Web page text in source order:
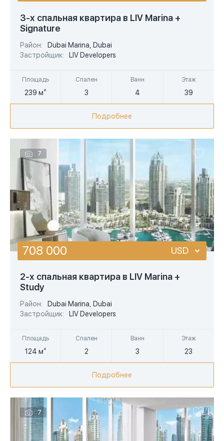
3-х спальная квартира в LIV Marina +
Signature
Район:
Dubai Marina, Dubai
Застройщик:
LIV Developers
Площадь
239 м²
Спален
3
Ванн
4
Этаж
39
Подробнее
7
2-х спальная квартира в LIV Marina +
Study
Район:
Dubai Marina, Dubai
Застройщик:
LIV Developers
Площадь
124 м²
Спален
2
Ванн
3
Этаж
23
708 000 USD
Подробнее
7